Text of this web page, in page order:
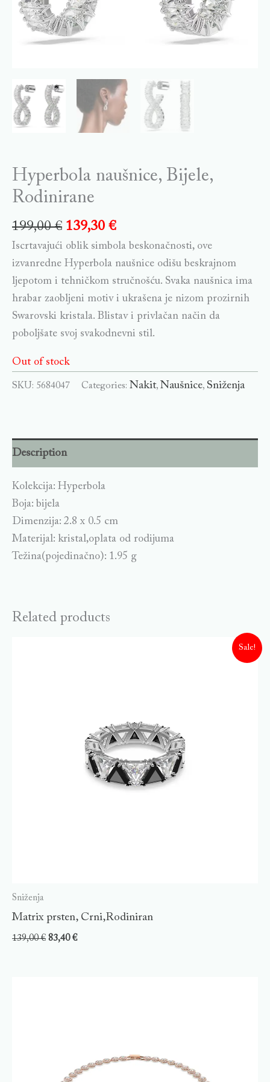
Hyperbola naušnice, Bijele,
Rodinirane
199,00€ 139,30 €
Iscrtavajući oblik simbola beskonačnosti, ove
izvanredne Hyperbola naušnice odišu beskrajnom
ljepotom i tehničkom stručnošću. Svaka naušnica ima
hrabar zaobljeni motiv i ukrašena je nizom prozirnih
Swarovski kristala. Blistav i privlačan način da
poboljšate svoj svakodnevni stil.
Out of stock
SKU: 5684047 Categories: Nakit, Naušnice, Sniženja
Description
Kolekcija: Hyperbola
Boja: bijela
Dimenzija: 2.8 x 0.5 cm
Materijal: kristal,oplata od rodijuma
Težina(pojedinačno): 1.95 g
Related products
Sale!
Sniženja
Matrix prsten, Crni,Rodiniran
139,00€ 83,40€